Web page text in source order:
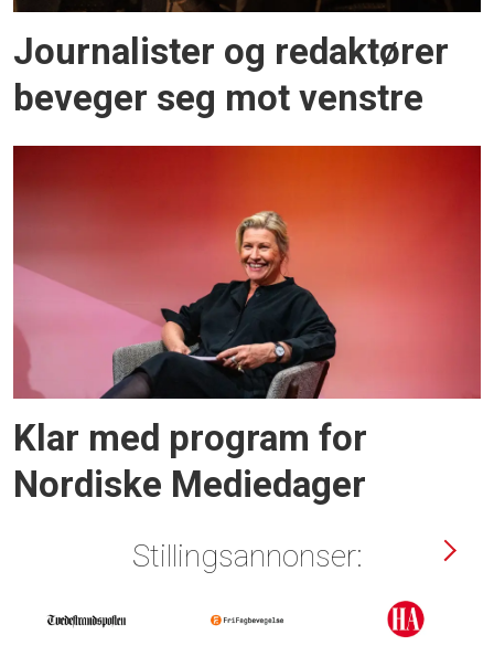
Journalister og redaktører
beveger seg mot venstre
Klar med program for
Nordiske Mediedager
Stillingsannonser: